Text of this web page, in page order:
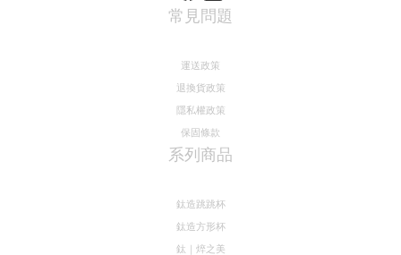
常見問題
運送政策
退換貨政策
隱私權政策
保固條款
系列商品
鈦造跳跳杯
鈦造方形杯
鈦｜焠之美